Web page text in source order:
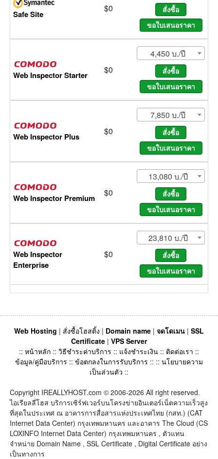
Safe Site
$0
Web Inspector Starter $0
4,450 บ./ปี
Web Inspector Plus $0
7,850 บ./ปี
Web Inspector Premium $0
13,080 บ./ปี
Web Inspector
Enterprise
$0
23,810 บ./ปี
Web Hosting | สั่งซื้อโฮสติ้ง | Domain name | จดโดเมน | SSL
Certificate | VPS Server
:: หน้าหลัก :: วิธีชำระค่าบริการ :: แจ้งชำระเงิน :: ติดต่อเรา ::
ข้อมูล/คู่มือบริการ :: ข้อตกลงในการรับบริการ :: :: นโยบายความ
เป็นส่วนตัว ::
Copyright IREALLYHOST.com © 2006-2026 All right reserved.
ไอเรียลลี่โฮส บริการเซิร์ฟเวอร์บนโครงข่ายอินเตอร์เน็ตความเร็วสูง
ที่สุดในประเทศ ณ อาคารการสื่อสารแห่งประเทศไทย (กสท.) (CAT
Internet Data Center) กรุงเทพมหานคร และอาคาร The Cloud (CS
LOXINFO Internet Data Center) กรุงเทพมหานคร , ตัวแทน
จำหน่าย Domain Name , SSL Certificate , Digital Certificate อย่าง
เป็นทางการ